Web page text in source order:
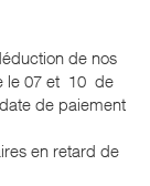
de nos
le 07 et 10 de
de paiement
en retard de